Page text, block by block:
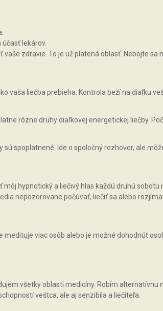
lekárov.
zdravie. To je už platená oblasť. Nebojte
vaša liečba prebieha. Kontrola beží na diaľku
rôzne druhy diaľkovej energetickej liečby.
spoplatnené. Ide o spoločný rozhovor, ale
hypnotický a liečivý hlas každú druhú sobotu
nepozorovane počúvať, liečiť sa alebo
viac osôb alebo je možné dohodnúť
všetky oblasti medicíny. Robím
veštca, ale aj senzibila a liečiteľa.